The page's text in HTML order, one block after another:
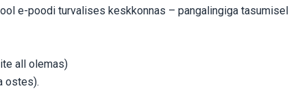
e-poodi turvalises keskkonnas – pangalingiga tasumisel
all olemas)
ostes).